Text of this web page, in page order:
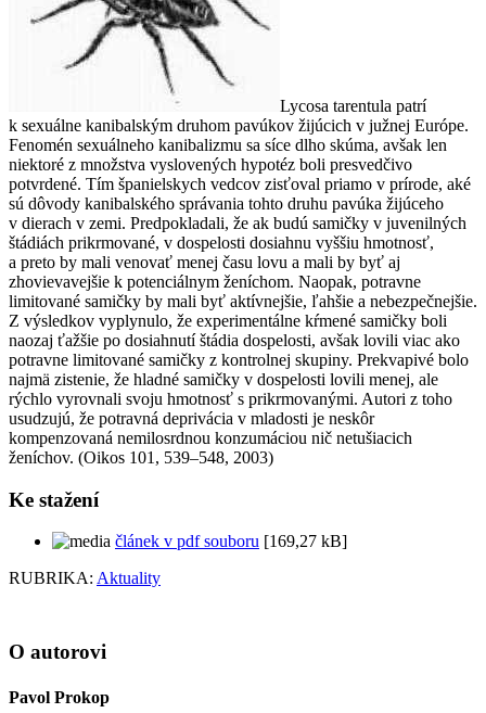
Lycosa tarentula patrí
k sexuálne kanibalským druhom pavúkov žijúcich v južnej Európe.
Fenomén sexuálneho kanibalizmu sa síce dlho skúma, avšak len
niektoré z množstva vyslovených hypotéz boli presvedčivo
potvrdené. Tím španielskych vedcov zisťoval priamo v prírode, aké
sú dôvody kanibalského správania tohto druhu pavúka žijúceho
v dierach v zemi. Predpokladali, že ak budú samičky v juvenilných
štádiách prikrmované, v dospelosti dosiahnu vyššiu hmotnosť,
a preto by mali venovať menej času lovu a mali by byť aj
zhovievavejšie k potenciálnym ženíchom. Naopak, potravne
limitované samičky by mali byť aktívnejšie, ľahšie a nebezpečnejšie.
Z výsledkov vyplynulo, že experimentálne kŕmené samičky boli
naozaj ťažšie po dosiahnutí štádia dospelosti, avšak lovili viac ako
potravne limitované samičky z kontrolnej skupiny. Prekvapivé bolo
najmä zistenie, že hladné samičky v dospelosti lovili menej, ale
rýchlo vyrovnali svoju hmotnosť s prikrmovanými. Autori z toho
usudzujú, že potravná deprivácia v mladosti je neskôr
kompenzovaná nemilosrdnou konzumáciou nič netušiacich
ženíchov. (Oikos 101, 539–548, 2003)
Ke stažení
článek v pdf souboru [169,27 kB]
RUBRIKA: Aktuality
O autorovi
Pavol Prokop